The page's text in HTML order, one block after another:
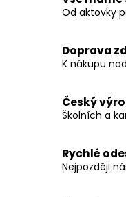
Od aktovky
Doprava
K nákupu nad
Český
Školních a
Rychlé
Nejpozději